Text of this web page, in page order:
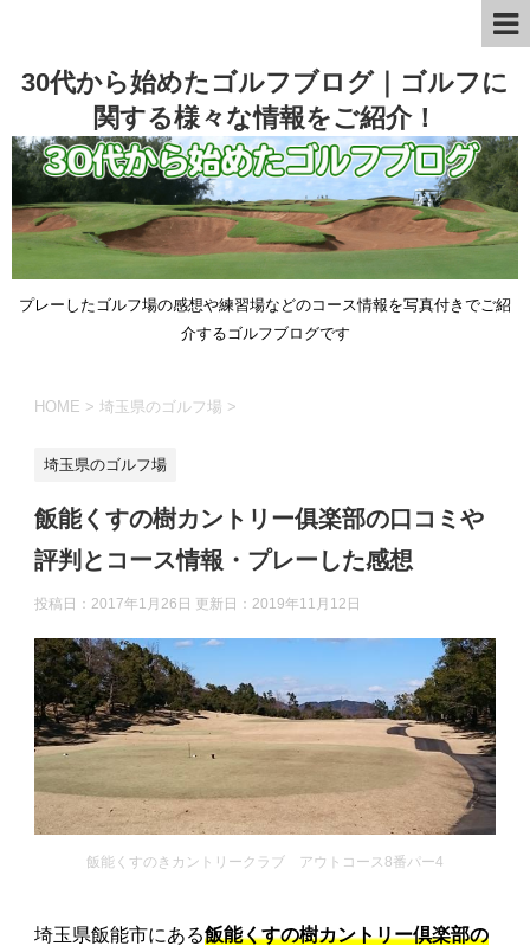
30代から始めたゴルフブログ｜ゴルフに
関する様々な情報をご紹介！
プレーしたゴルフ場の感想や練習場などのコース情報を写真付きでご紹
介するゴルフブログです
HOME > 埼玉県のゴルフ場 >
埼玉県のゴルフ場
飯能くすの樹カントリー俱楽部の口コミや
評判とコース情報・プレーした感想
投稿日：2017年1月26日 更新日： 2019年11月12日
飯能くすのきカントリークラブ アウトコース8番パー4
埼玉県飯能市にある飯能くすの樹カントリー倶楽部の